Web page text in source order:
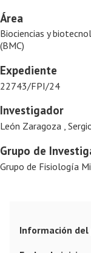
Área
Biociencias y
(BMC)
Expediente
22743/FPI/24
Investigador
León Zaragoza ,
Grupo de
Grupo de Fisiología
Información